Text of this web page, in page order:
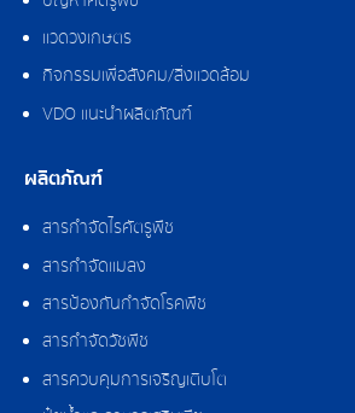
แวดวงเกษตร
กิจกรรมเพื่อสังคม/สิ่งแวดล้อม
VDO แนะนำผลิตภัณฑ์
ผลิตภัณฑ์
สารกำจัดไรศัตรูพืช
สารกำจัดแมลง
สารป้องกันกำจัดโรคพืช
สารกำจัดวัชพืช
สารควบคุมการเจริญเติบโต